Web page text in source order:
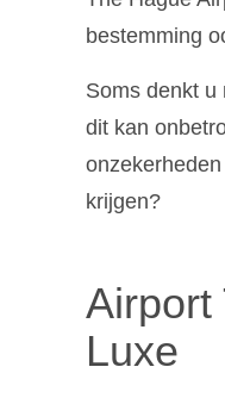
bestemming
Soms denkt u
dit kan
krijgen?
Airport
Luxe